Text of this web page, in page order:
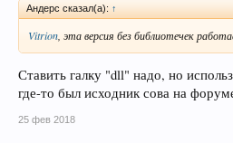
Андерс сказал(а): ↑
Vitrion , эта версия без библиотечек
Ставить галку "dll" надо, но
где-то был исходник сова на
25 фев 2018